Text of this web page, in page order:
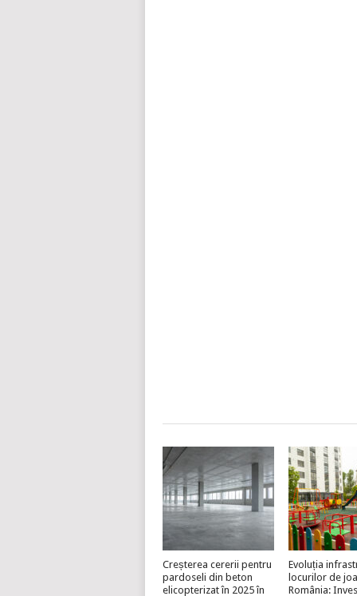
Creșterea cererii pentru
pardoseli din beton
elicopterizat în 2025 în
Evoluția
locurilor de
România: